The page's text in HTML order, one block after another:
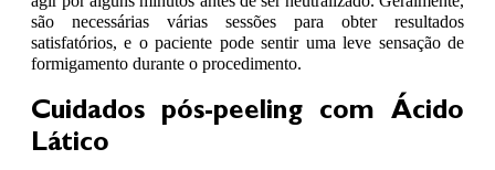
são necessárias várias sessões para obter resultados
satisfatórios, e o paciente pode sentir uma leve sensação de
formigamento durante o procedimento.
Cuidados pós-peeling com Ácido
Lático